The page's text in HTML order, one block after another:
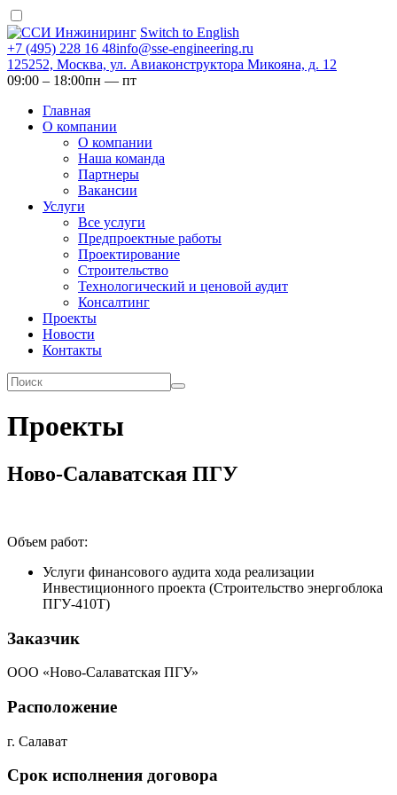
Switch to English
+7 (495) 228 16 48info@sse-engineering.ru
125252, Москва, ул. Авиаконструктора Микояна, д. 12
09:00 ‒ 18:00пн — пт
Главная
О компании
О компании
Наша команда
Партнеры
Вакансии
Услуги
Все услуги
Предпроектные работы
Проектирование
Строительство
Технологический и ценовой аудит
Консалтинг
Проекты
Новости
Контакты
Проекты
Ново-Салаватская ПГУ
Объем работ:
Услуги финансового аудита хода реализации
Инвестиционного проекта (Строительство энергоблока
ПГУ-410Т)
Заказчик
ООО «Ново-Салаватская ПГУ»
Расположение
г. Салават
Срок исполнения договора